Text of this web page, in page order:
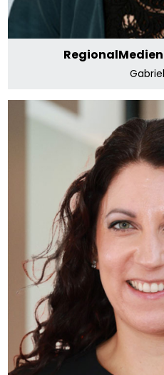
Stephanie
E-Mail
zu den